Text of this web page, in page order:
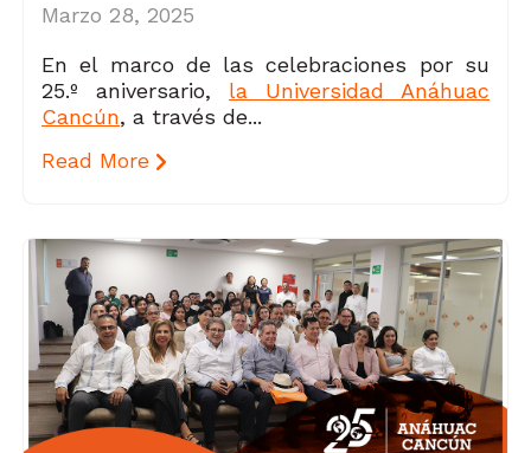
Marzo 28, 2025
En el marco de las celebraciones por su
25.º aniversario, la Universidad Anáhuac
Cancún, a través de...
Read More